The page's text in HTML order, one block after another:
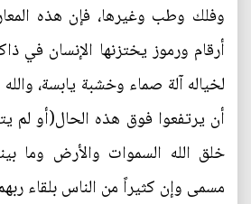
وفلك وطب وغيرها، فإن هذه
أرقام ورموز يختزنها الإنسان في
لخياله آلة صماء وخشبة يابسة،
أن يرتفعوا فوق هذه الحال(أو لم
خلق الله السموات والأرض وما
مسمى وإن كثيراً من الناس بلقاء